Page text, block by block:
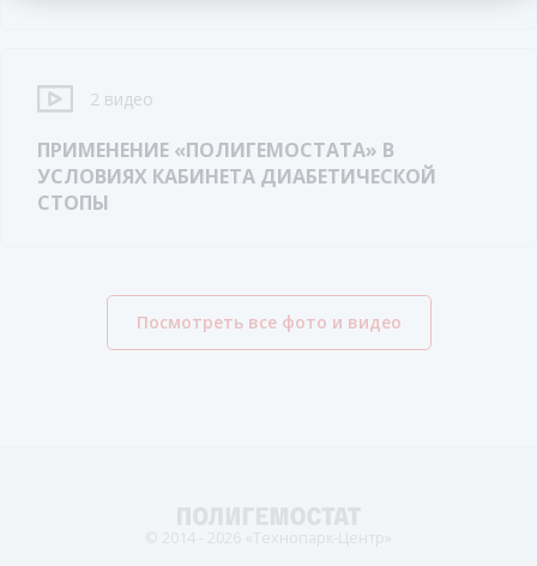
2 видео
ПРИМЕНЕНИЕ «ПОЛИГЕМОСТАТА» В
УСЛОВИЯХ КАБИНЕТА ДИАБЕТИЧЕСКОЙ
СТОПЫ
Посмотреть все фото и видео